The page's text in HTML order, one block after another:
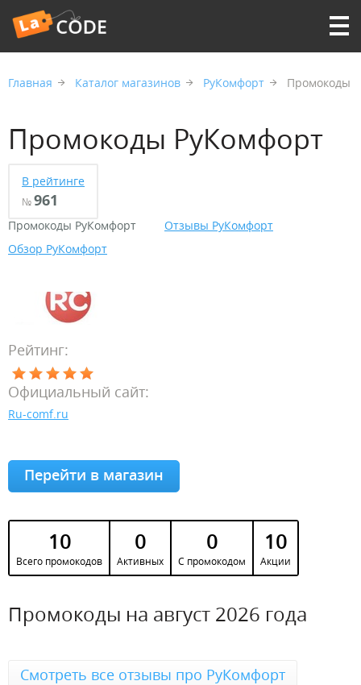
Главная Каталог магазинов РуКомфорт Промокоды
Промокоды РуКомфорт
В рейтинге
№961
Промокоды РуКомфорт
Отзывы РуКомфорт
Обзор РуКомфорт
Рейтинг:
Официальный сайт:
Ru-comf.ru
Перейти в магазин
10
Всего промокодов
0
Активных
0
С промокодом
10
Акции
Промокоды на август 2026 года
Смотреть все отзывы про РуКомфорт